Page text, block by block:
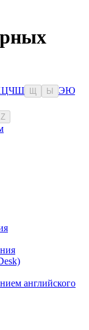
ЦЧШ Ы ЭЮ
Z
английского